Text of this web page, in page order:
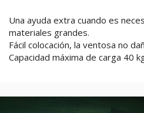
Una ayuda extra cuando es
materiales grandes.
Fácil colocación, la ventosa no
Capacidad máxima de carga 40